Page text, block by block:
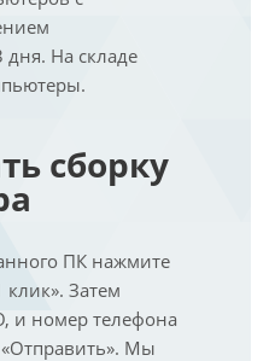
дня. На складе
сборку
ПК нажмите
клик». Затем
и номер телефона
Мы